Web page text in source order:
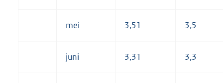
mei 3,51 3,5
juni 3,31 3,3